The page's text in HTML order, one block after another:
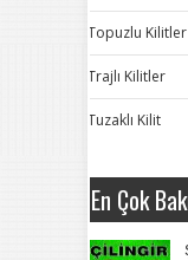
Topuzlu Kilitler
Trajlı Kilitler
Tuzaklı Kilit
En Çok